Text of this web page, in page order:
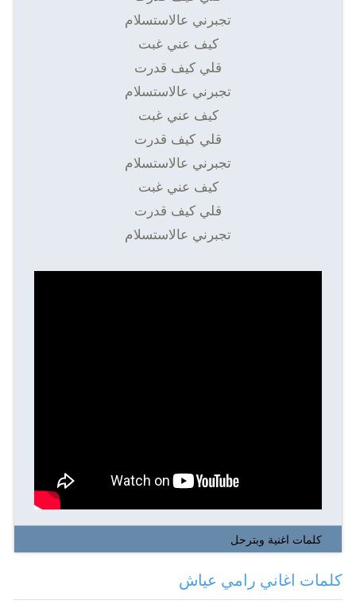
تجبرني عالاستسلام
كيف عني غبت
قلي كيف قدرت
تجبرني عالاستسلام
كيف عني غبت
قلي كيف قدرت
تجبرني عالاستسلام
كيف عني غبت
قلي كيف قدرت
تجبرني عالاستسلام
كلمات اغنية وبترحل
كلمات اغاني رامي عياش